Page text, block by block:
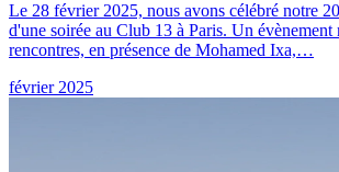
Le 28 février 2025, nous avons célébré notre
d'une soirée au Club 13 à Paris. Un évènement
rencontres, en présence de Mohamed Ixa,…
février 2025